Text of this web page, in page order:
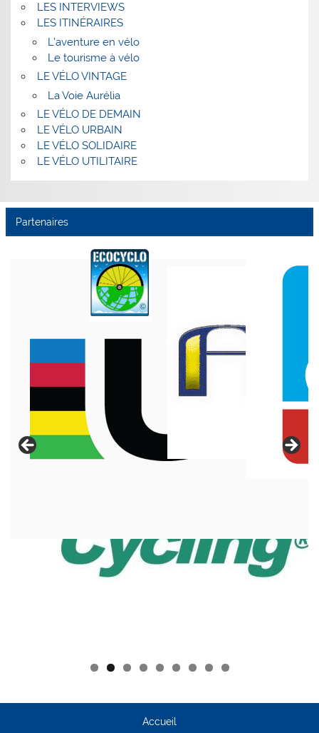
LES INTERVIEWS
LES ITINÉRAIRES
L’aventure en vélo
Le tourisme à vélo
LE VÉLO VINTAGE
La Voie Aurélia
LE VÉLO DE DEMAIN
LE VÉLO URBAIN
LE VÉLO SOLIDAIRE
LE VÉLO UTILITAIRE
Partenaires
Accueil